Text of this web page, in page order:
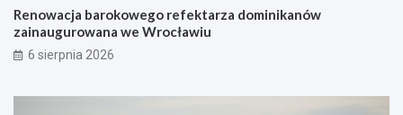
Renowacja barokowego refektarza dominikanów
zainaugurowana we Wrocławiu
6 sierpnia 2026